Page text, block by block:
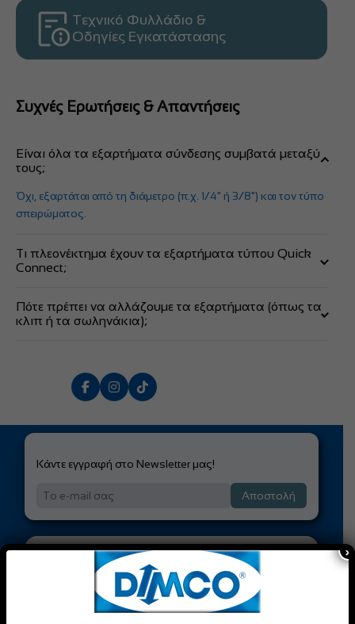
Τεχνικό Φυλλάδιο &
Οδηγίες Εγκατάστασης
Συχνές Ερωτήσεις & Απαντήσεις
Είναι όλα τα εξαρτήματα σύνδεσης συμβατά μεταξύ
τους;
Όχι, εξαρτάται από τη διάμετρο (π.χ. 1/4" ή 3/8") και τον τύπο
σπειρώματος.
Τι πλεονέκτημα έχουν τα εξαρτήματα τύπου Quick
Connect;
σπρώχνοντας το σωληνάκι στον σύνδεσμο.
Πότε πρέπει να αλλάζουμε τα εξαρτήματα (όπως τα
κλιπ ή τα σωληνάκια);
Κάντε εγγραφή στο Newsletter μας!
Αποστολή
Είσαι Επαγγελματίας;
Γίνε Μέλος της
DIMCO
×